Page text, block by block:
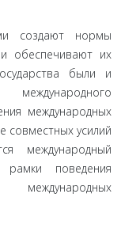
создают нормы
обеспечивают их
были и
международных
совместных усилий
международный
поведения
международных